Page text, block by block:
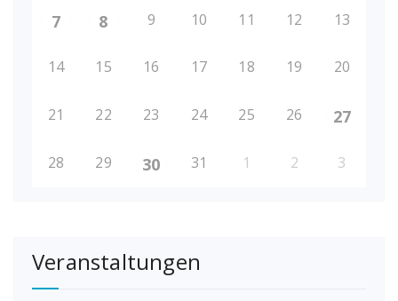
7 8 9 10 11 12 13
14 15 16 17 18 19 20
21 22 23 24 25 26 27
28 29 30 31 1 2 3
Veranstaltungen